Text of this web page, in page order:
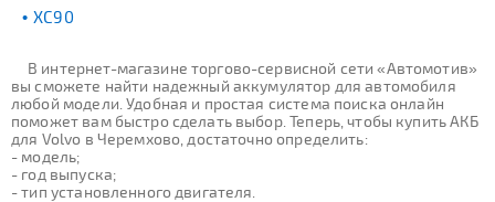
XC90
В интернет-магазине торгово-сервисной сети «Автомотив»
вы сможете найти надежный аккумулятор для автомобиля
любой модели. Удобная и простая система поиска онлайн
поможет вам быстро сделать выбор. Теперь, чтобы купить АКБ
для Volvo в Черемхово, достаточно определить:
- модель;
- год выпуска;
- тип установленного двигателя.